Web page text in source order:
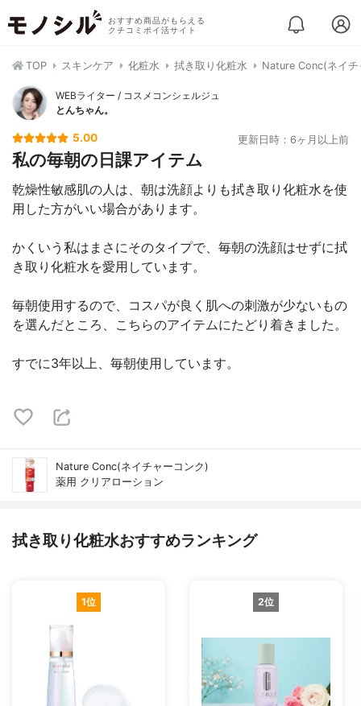
おすすめ商品がもらえる
クチコミポイ活サイト
TOP スキンケア 化粧水 拭き取り化粧水 Nature Conc(ネイ
WEBライター / コスメコンシェルジュ
とんちゃん。
5.00 更新日時：6ヶ月以上前
私の毎朝の日課アイテム
乾燥性敏感肌の人は、朝は洗顔よりも拭き取り化粧水を使
用した方がいい場合があります。
かくいう私はまさにそのタイプで、毎朝の洗顔はせずに拭
き取り化粧水を愛用しています。
毎朝使用するので、コスパが良く肌への刺激が少ないもの
を選んだところ、こちらのアイテムにたどり着きました。
すでに3年以上、毎朝使用しています。
Nature Conc(ネイチャーコンク)
薬用 クリアローション
拭き取り化粧水おすすめランキング
1位 2位